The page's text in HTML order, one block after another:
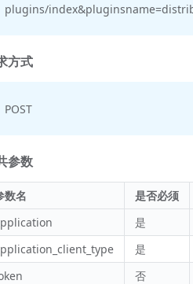
plugins/
方式
POST
参数
数名 是否必须
是
是
否